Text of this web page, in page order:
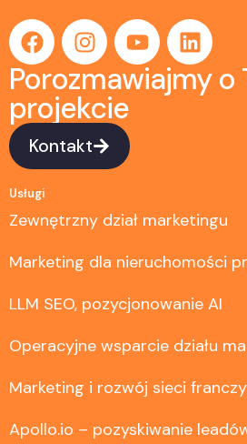
Porozmawiajmy o
projekcie
Kontakt
Usługi
Zewnętrzny dział marketingu
Marketing dla nieruchomości
LLM SEO, pozycjonowanie AI
Operacyjne wsparcie działu
Marketing i rozwój sieci
Apollo.io – pozyskiwanie